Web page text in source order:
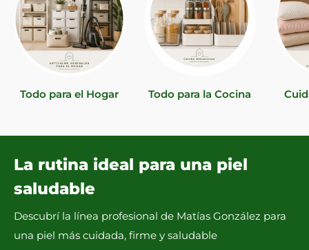
Todo para el Hogar Todo para la Cocina
La rutina ideal para una piel
saludable
Descubrí la línea profesional de Matías González para
una piel más cuidada, firme y saludable